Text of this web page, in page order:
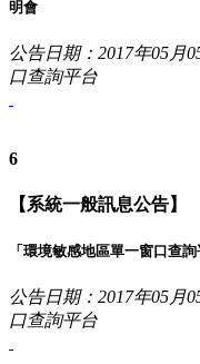
明會
公告日期：2017年05月
口查詢平台
6
【系統一般訊息公告】
「環境敏感地區單一窗口查
公告日期：2017年05月
口查詢平台